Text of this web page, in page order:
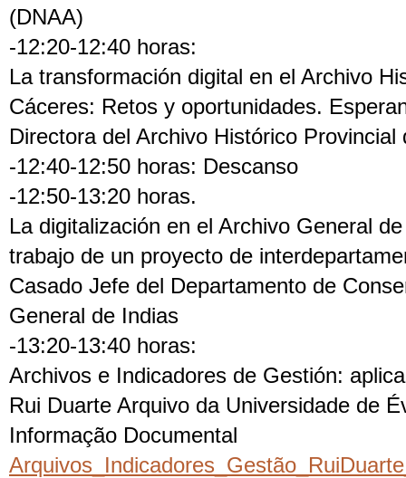
(DNAA)
-12:20-12:40 horas:
La transformación digital en el Archivo
Cáceres: Retos y oportunidades.
Directora del Archivo Histórico Provincial
-12:40-12:50 horas: Descanso
-12:50-13:20 horas.
La digitalización en el Archivo General
trabajo de un proyecto de
Casado Jefe del Departamento de
General de Indias
-13:20-13:40 horas:
Archivos e Indicadores de Gestión:
Rui Duarte Arquivo da Universidade de
Informação Documental